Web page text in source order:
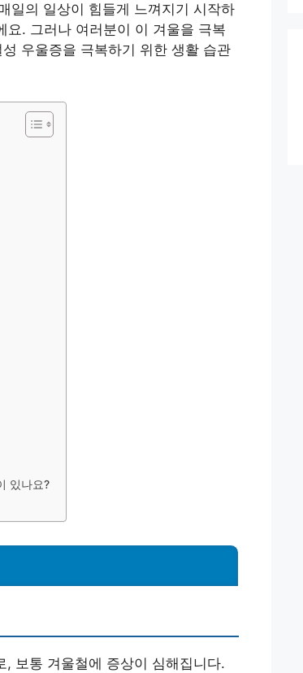
일의 일상이 힘들게 느껴지기 시작하
요. 그러나 여러분이 이 겨울을 극복
우울증을 극복하기 위한 생활 습관
있나요?
보통 겨울철에 증상이 심해집니다.